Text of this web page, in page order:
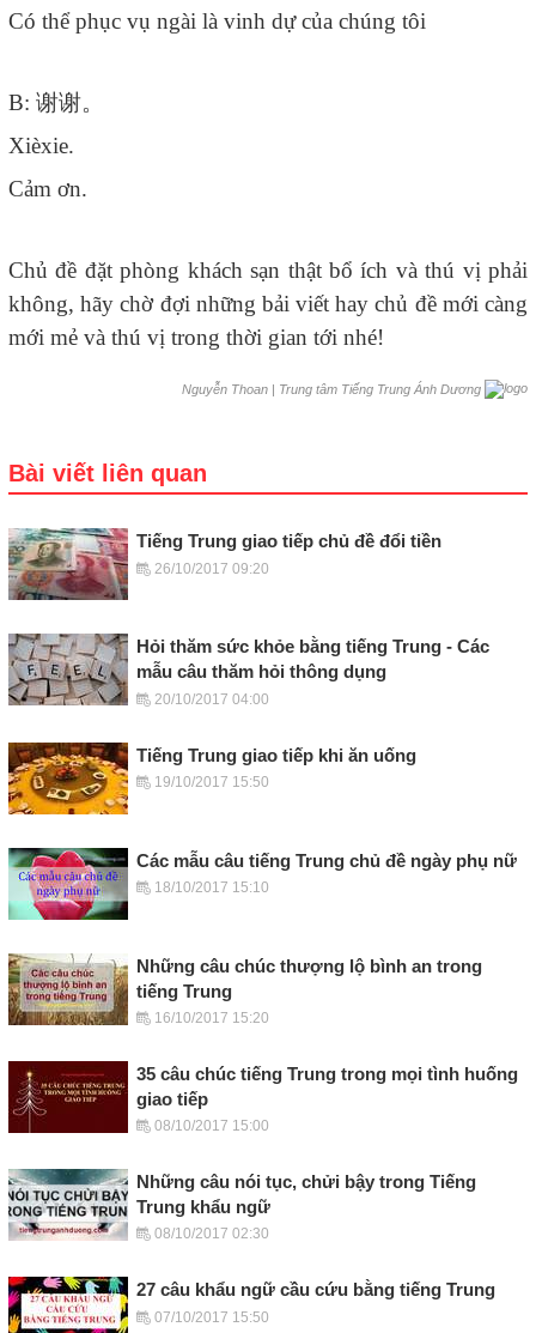
Có thể phục vụ ngài là vinh dự của chúng tôi
B: 谢谢。
Xièxie.
Cảm ơn.
Chủ đề đặt phòng khách sạn thật bổ ích và thú vị phải
không, hãy chờ đợi những bải viết hay chủ đề mới càng
mới mẻ và thú vị trong thời gian tới nhé!
Nguyễn Thoan | Trung tâm Tiếng Trung Ánh Dương
Bài viết liên quan
Tiếng Trung giao tiếp chủ đề đổi tiền
26/10/2017 09:20
Hỏi thăm sức khỏe bằng tiếng Trung - Các
mẫu câu thăm hỏi thông dụng
20/10/2017 04:00
Tiếng Trung giao tiếp khi ăn uống
19/10/2017 15:50
Các mẫu câu tiếng Trung chủ đề ngày phụ nữ
18/10/2017 15:10
Những câu chúc thượng lộ bình an trong
tiếng Trung
16/10/2017 15:20
35 câu chúc tiếng Trung trong mọi tình huống
giao tiếp
08/10/2017 15:00
Những câu nói tục, chửi bậy trong Tiếng
Trung khẩu ngữ
08/10/2017 02:30
27 câu khẩu ngữ cầu cứu bằng tiếng Trung
07/10/2017 15:50